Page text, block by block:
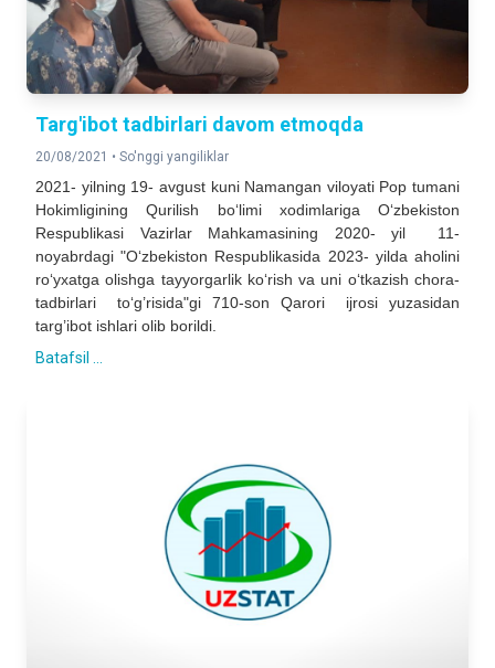
Targ'ibot tadbirlari davom etmoqda
20/08/2021 • So'nggi yangiliklar
2021- yilning 19- avgust kuni Namangan viloyati Pop tumani
Hokimligining Qurilish bo‘limi xodimlariga O‘zbekiston
Respublikasi Vazirlar Mahkamasining 2020- yil 11-
noyabrdagi "O‘zbekiston Respublikasida 2023- yilda aholini
ro‘yxatga olishga tayyorgarlik ko‘rish va uni o‘tkazish chora-
tadbirlari to‘g’risida"gi 710-son Qarori ijrosi yuzasidan
targ’ibot ishlari olib borildi.
Batafsil ...